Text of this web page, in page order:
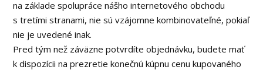
na základe spolupráce nášho internetového obchodu
s tretími stranami, nie sú vzájomne kombinovateľné, pokiaľ
nie je uvedené inak.
Pred tým než záväzne potvrdíte objednávku, budete mať
k dispozícii na prezretie konečnú kúpnu cenu kupovaného